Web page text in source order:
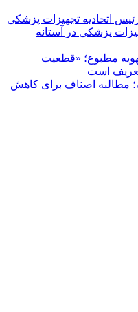
اتحادیه تجهیزات پزشکی
پزشکی در آستانه
مطبوع؛ «قطعیت
است
مطالبه اصناف برای کاهش